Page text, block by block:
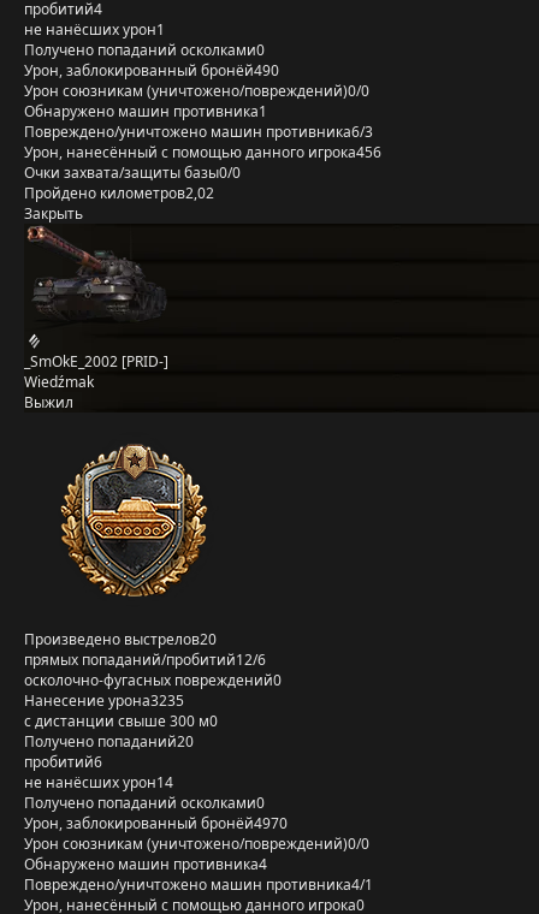
пробитий4
не нанёсших урон1
Получено попаданий осколками0
Урон, заблокированный бронёй490
Урон союзникам (уничтожено/повреждений)0/0
Обнаружено машин противника1
Повреждено/уничтожено машин противника6/3
Урон, нанесённый с помощью данного игрока456
Очки захвата/защиты базы0/0
Пройдено километров2,02
Закрыть
_SmOkE_2002 [PRID-]
Wiedźmak
Выжил
Произведено выстрелов20
прямых попаданий/пробитий12/6
осколочно-фугасных повреждений0
Нанесение урона3235
с дистанции свыше 300 м0
Получено попаданий20
пробитий6
не нанёсших урон14
Получено попаданий осколками0
Урон, заблокированный бронёй4970
Урон союзникам (уничтожено/повреждений)0/0
Обнаружено машин противника4
Повреждено/уничтожено машин противника4/1
Урон, нанесённый с помощью данного игрока0